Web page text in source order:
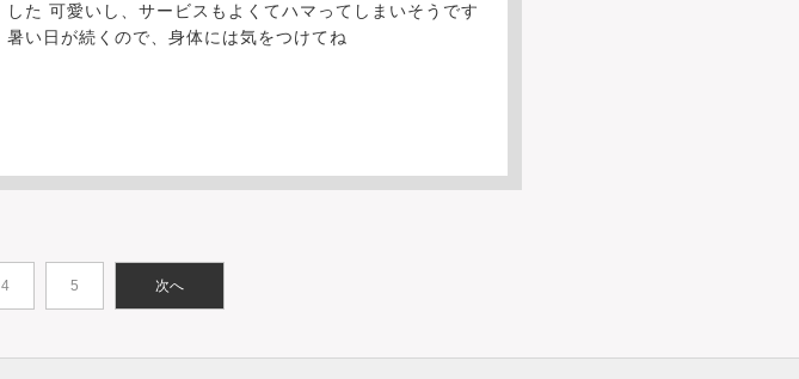
した 可愛いし、サービスもよくてハマってしまいそうです
暑い日が続くので、身体には気をつけてね
4 5 次へ